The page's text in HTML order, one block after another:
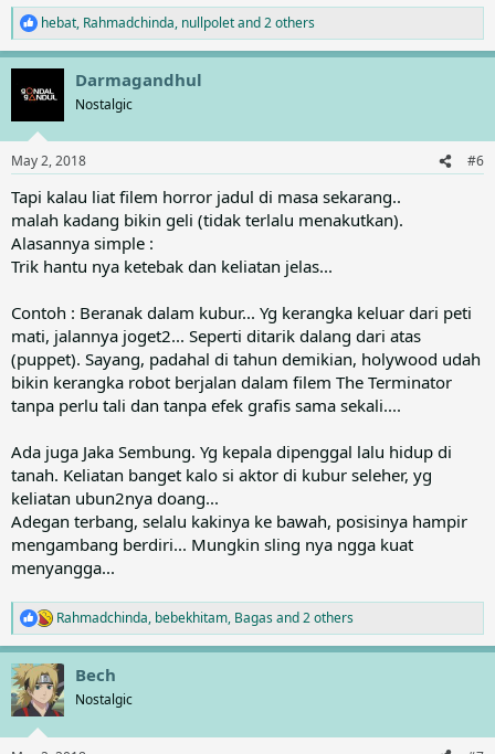
R
e
a
t
i
n
s
:
hebat, Rahmadchinda, nullpoletand 2 others
Darmagandhul
Nostalgic
May 2, 2018 #6
Tapi kalau liat filem horror jadul di masa sekarang..
malah kadang bikin geli (tidak terlalu menakutkan).
Alasannya simple :
Trik hantu nya ketebak dan keliatan jelas...
Contoh : Beranak dalam kubur... Yg kerangka keluar dari peti
mati, jalannya joget2... Seperti ditarik dalang dari atas
(puppet). Sayang, padahal di tahun demikian, holywood udah
bikin kerangka robot berjalan dalam filem The Terminator
tanpa perlu tali dan tanpa efek grafis sama sekali....
Ada juga Jaka Sembung. Yg kepala dipenggal lalu hidup di
tanah. Keliatan banget kalo si aktor di kubur seleher, yg
keliatan ubun2nya doang...
Adegan terbang, selalu kakinya ke bawah, posisinya hampir
mengambang berdiri... Mungkin sling nya ngga kuat
menyangga...
R
e
a
c
t
i
n
Rahmadchinda, bebekhitam, Bagasand 2 others
Bech
Nostalgic